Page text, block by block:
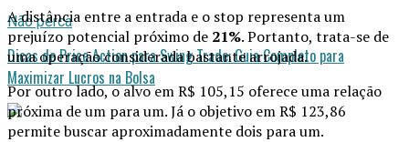
Não perca
Dicas de Price Action para Swing Trade: Guia Completo para
Maximizar Lucros na Bolsa
A distância entre a entrada e o stop representa um
prejuízo potencial próximo de 21%. Portanto, trata-se de
uma operação considerada bastante arrojada.
Por outro lado, o alvo em R$ 105,15 oferece uma relação
próxima de um para um. Já o objetivo em R$ 123,86
permite buscar aproximadamente dois para um.